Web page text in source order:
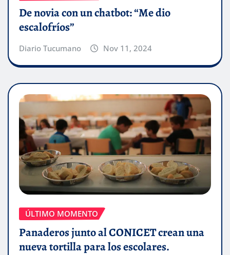
De novia con un chatbot: “Me dio
escalofríos”
Diario Tucumano Nov 11, 2024
ÚLTIMO MOMENTO
Panaderos junto al CONICET crean una
nueva tortilla para los escolares.